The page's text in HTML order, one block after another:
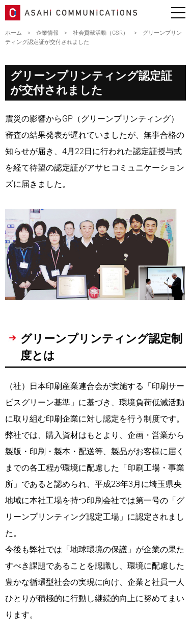
ホーム > 企業情報 > 社会貢献活動（CSR） > グリーンプリン
ティング認定証が交付されました
グリーンプリンティング認定証
が交付されました
震災の影響からGP（グリーンプリンティング）
審査の結果発表が遅れていましたが、無事合格の
知らせが届き、4月22日に行われた認定証授与式
を経て待望の認定証がアサヒコミュニケーション
ズに届きました。
グリーンプリンティング認定制
度とは
（社）日本印刷産業連合会が実施する「印刷サー
ビスグリーン基準」に基づき、環境負荷低減活動
に取り組む印刷企業に対し認定を行う制度です。
弊社では、購入資材はもとより、企画・営業から
製版・印刷・製本・配送等、製品がお客様に届く
までの各工程が環境に配慮した「印刷工場・事業
所」であると認められ、平成23年3月に埼玉県央
地域に本社工場を持つ印刷会社では第一号の「グ
リーンプリンティング認定工場」に認定されまし
た。
今後も弊社では「地球環境の保護」が企業の果た
すべき課題であることを認識し、環境に配慮した
豊かな循環型社会の実現に向け、企業と社員一人
ひとりが積極的に行動し継続的向上に努めてまい
ります。